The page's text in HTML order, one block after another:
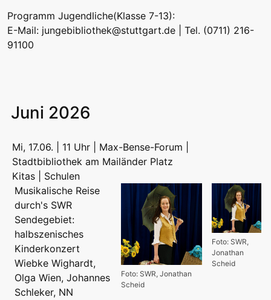
Programm Jugendliche(Klasse 7-13):
E-Mail: jungebibliothek@stuttgart.de | Tel. (0711) 216-
91100
Juni 2026
Mi, 17.06. | 11 Uhr | Max-Bense-Forum |
Stadtbibliothek am Mailänder Platz
Kitas | Schulen
Foto: SWR,
Jonathan
Scheid
Foto: SWR, Jonathan
Scheid
Musikalische Reise
durch's SWR
Sendegebiet:
halbszenisches
Kinderkonzert
Wiebke Wighardt,
Olga Wien, Johannes
Schleker, NN